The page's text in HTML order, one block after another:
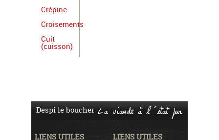
Crépine
Croisements
Cuit
(cuisson)
Despi le boucher La viande à l'état pur
LIENS UTILES LIENS UTILES